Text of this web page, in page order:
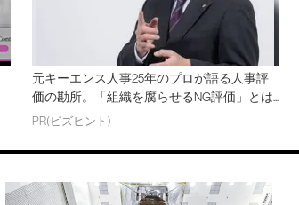
元キーエンス人事25年のプロが語る人事評
価の勘所。「組織を腐らせるNG評価」とは...
PR(ビズヒント)